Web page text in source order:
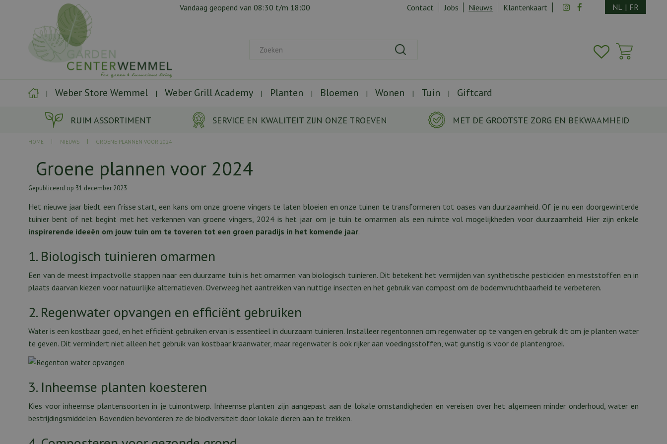
RUIM ASSORTIMENT SERVICE EN KWALITEIT ZIJN ONZE TROEVEN MET DE GROOTSTE ZORG EN BEKWAAMHEID
HOME NIEUWS GROENE PLANNEN VOOR 2024
Vandaag geopend van 08:30 t/m 18:00 Contact Jobs Nieuws Klantenkaart NL | FR
Weber Store Wemmel Weber Grill Academy Planten Bloemen Wonen Tuin Giftcard
Groene plannen voor 2024
Gepubliceerd op 31 december 2023
Het nieuwe jaar biedt een frisse start, een kans om onze groene vingers te laten bloeien en onze tuinen te transformeren tot oases van duurzaamheid. Of je nu een doorgewinterde
tuinier bent of net begint met het verkennen van groene vingers, 2024 is het jaar om je tuin te omarmen als een ruimte vol mogelijkheden voor duurzaamheid. Hier zijn enkele
inspirerende ideeën om jouw tuin om te toveren tot een groen paradijs in het komende jaar.
1. Biologisch tuinieren omarmen
Een van de meest impactvolle stappen naar een duurzame tuin is het omarmen van biologisch tuinieren. Dit betekent het vermijden van synthetische pesticiden en meststoffen en in
plaats daarvan kiezen voor natuurlijke alternatieven. Overweeg het aantrekken van nuttige insecten en het gebruik van compost om de bodemvruchtbaarheid te verbeteren.
2. Regenwater opvangen en efficiënt gebruiken
Water is een kostbaar goed, en het efficiënt gebruiken ervan is essentieel in duurzaam tuinieren. Installeer regentonnen om regenwater op te vangen en gebruik dit om je planten water
te geven. Dit vermindert niet alleen het gebruik van kostbaar kraanwater, maar regenwater is ook rijker aan voedingsstoffen, wat gunstig is voor de plantengroei.
3. Inheemse planten koesteren
Kies voor inheemse plantensoorten in je tuinontwerp. Inheemse planten zijn aangepast aan de lokale omstandigheden en vereisen over het algemeen minder onderhoud, water en
bestrijdingsmiddelen. Bovendien bevorderen ze de biodiversiteit door lokale dieren aan te trekken.